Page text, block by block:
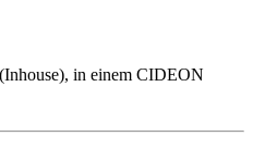
in einem CIDEON